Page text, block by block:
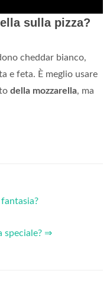
sulla pizza?
cheddar bianco,
e feta. È meglio usare
della mozzarella, ma
speciale? ⇒